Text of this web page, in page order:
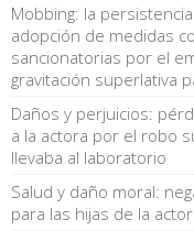
Mobbing: la
adopción de medidas
sancionatorias por el
gravitación superlativa
Daños y perjuicios:
a la actora por el robo
llevaba al laboratorio
Salud y daño moral:
para las hijas de la